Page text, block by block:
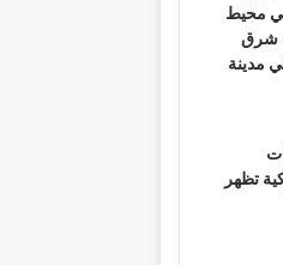
في محيط
شرق
مدينة
تظهر